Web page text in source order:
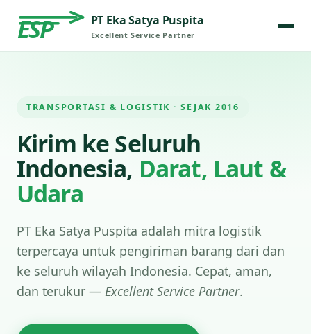
ESP PT Eka Satya Puspita
Excellent Service Partner
TRANSPORTASI & LOGISTIK · SEJAK 2016
Kirim ke Seluruh
Indonesia, Darat, Laut &
Udara
PT Eka Satya Puspita adalah mitra logistik
terpercaya untuk pengiriman barang dari dan
ke seluruh wilayah Indonesia. Cepat, aman,
dan terukur — Excellent Service Partner.